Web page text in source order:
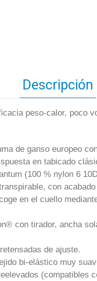
Descripción
peso-calor, poco
de ganso europeo
en tabicado
(100 % nylon 6
con
en el cuello
con tirador, ancha
de ajuste.
bi-elástico muy